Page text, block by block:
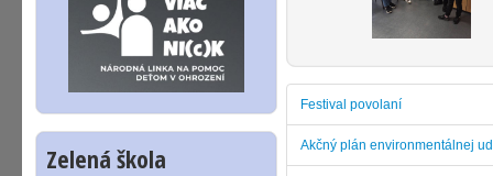
Zelená škola
Festival povolaní
Akčný plán environmentálnej